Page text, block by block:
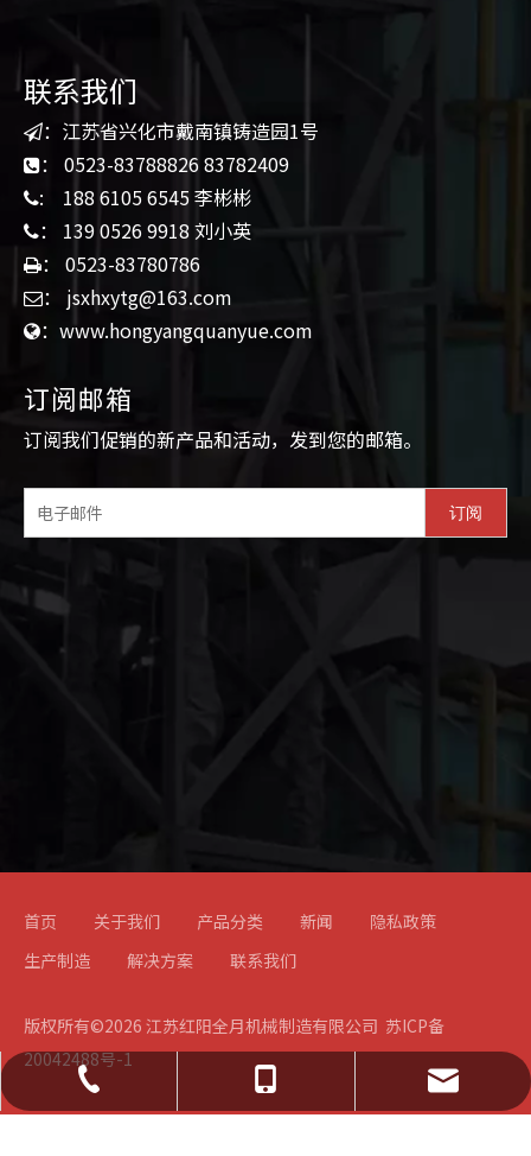
0523-83788826
188 6105 6545
jsxhxytg@163.com
联系我们
：江苏省兴化市戴南镇铸造园1号
： 0523-83788826 83782409
: 188 6105 6545 李彬彬
： 139 0526 9918 刘小英
： 0523-83780786
： jsxhxytg@163.com
：www.hongyangquanyue.com
订阅邮箱​​
订阅我们促销的新产品和活动，发到您的邮箱。
订阅
首页 关于我们 产品分类 新闻
隐私政策
生产制造
解决方案 联系我们
版权所有©2026 江苏红阳全月机械制造有限公司 苏ICP备
20042488号-1